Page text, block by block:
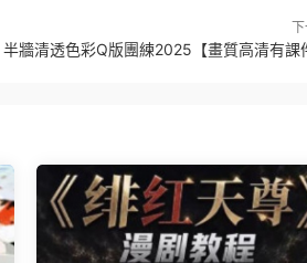
下
半牆清透色彩Q版團練2025【畫質高清有課